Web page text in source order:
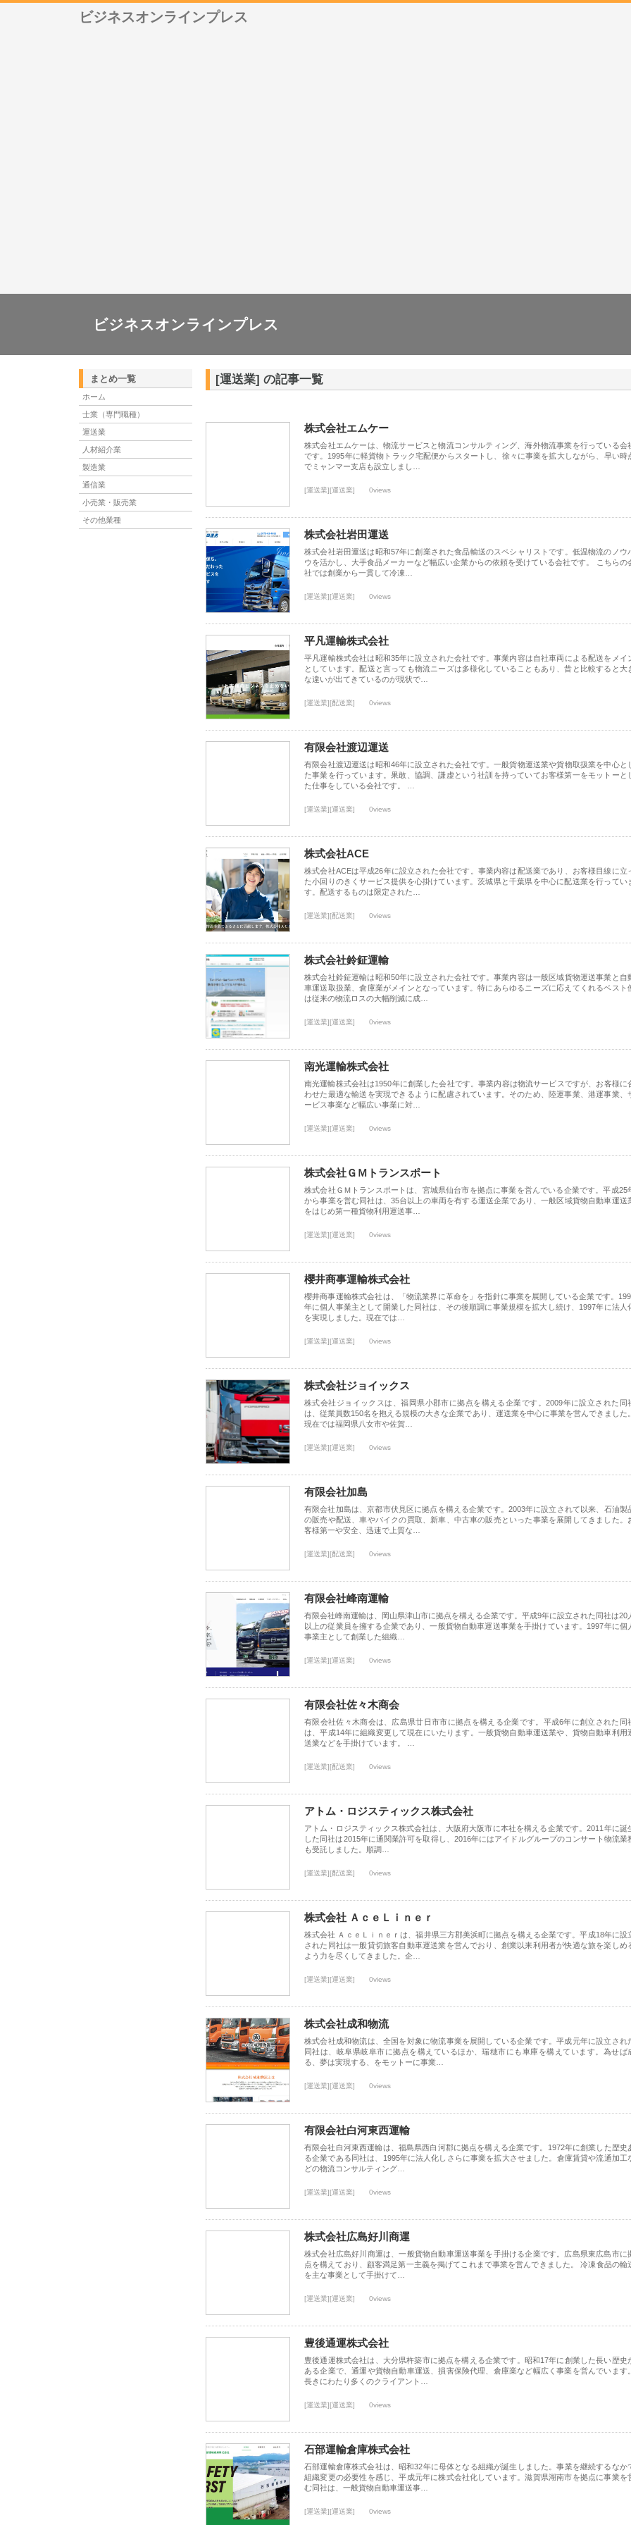
ビジネスオンラインプレス
ビジネスオンラインプレス
まとめ一覧
ホーム
士業（専門職種）
運送業
人材紹介業
製造業
通信業
小売業・販売業
その他業種
[運送業] の記事一覧
株式会社エムケー
株式会社エムケーは、物流サービスと物流コンサルティング、海外物流事業を行っている会
です。1995年に軽貨物トラック宅配便からスタートし、徐々に事業を拡大しながら、早い時
でミャンマー支店も設立しまし…
[運送業][運送業] 0views
株式会社岩田運送
株式会社岩田運送は昭和57年に創業された食品輸送のスペシャリストです。低温物流のノウ
ウを活かし、大手食品メーカーなど幅広い企業からの依頼を受けている会社です。 こちらの
社では創業から一貫して冷凍…
[運送業][運送業] 0views
平凡運輸株式会社
平凡運輸株式会社は昭和35年に設立された会社です。事業内容は自社車両による配送をメイ
としています。配送と言っても物流ニーズは多様化していることもあり、昔と比較すると大
な違いが出てきているのが現状で…
[運送業][配送業] 0views
有限会社渡辺運送
有限会社渡辺運送は昭和46年に設立された会社です。一般貨物運送業や貨物取扱業を中心と
た事業を行っています。果敢、協調、謙虚という社訓を持っていてお客様第一をモットーと
た仕事をしている会社です。 …
[運送業][運送業] 0views
株式会社ACE
株式会社ACEは平成26年に設立された会社です。事業内容は配送業であり、お客様目線に立
た小回りのきくサービス提供を心掛けています。茨城県と千葉県を中心に配送業を行ってい
す。配送するものは限定された…
[運送業][配送業] 0views
株式会社鈴鉦運輸
株式会社鈴鉦運輸は昭和50年に設立された会社です。事業内容は一般区域貨物運送事業と自
車運送取扱業、倉庫業がメインとなっています。特にあらゆるニーズに応えてくれるベスト
は従来の物流ロスの大幅削減に成…
[運送業][運送業] 0views
南光運輸株式会社
南光運輸株式会社は1950年に創業した会社です。事業内容は物流サービスですが、お客様に
わせた最適な輸送を実現できるように配慮されています。そのため、陸運事業、港運事業、
ービス事業など幅広い事業に対…
[運送業][運送業] 0views
株式会社ＧＭトランスポート
株式会社ＧＭトランスポートは、宮城県仙台市を拠点に事業を営んでいる企業です。平成25
から事業を営む同社は、35台以上の車両を有する運送企業であり、一般区域貨物自動車運送
をはじめ第一種貨物利用運送事…
[運送業][運送業] 0views
櫻井商事運輸株式会社
櫻井商事運輸株式会社は、「物流業界に革命を」を指針に事業を展開している企業です。
年に個人事業主として開業した同社は、その後順調に事業規模を拡大し続け、1997年に法人
を実現しました。現在では…
[運送業][運送業] 0views
株式会社ジョイックス
株式会社ジョイックスは、福岡県小郡市に拠点を構える企業です。2009年に設立された同
は、従業員数150名を抱える規模の大きな企業であり、運送業を中心に事業を営んできました。
現在では福岡県八女市や佐賀…
[運送業][運送業] 0views
有限会社加島
有限会社加島は、京都市伏見区に拠点を構える企業です。2003年に設立されて以来、石油製
の販売や配送、車やバイクの買取、新車、中古車の販売といった事業を展開してきました。
客様第一や安全、迅速で上質な…
[運送業][配送業] 0views
有限会社峰南運輸
有限会社峰南運輸は、岡山県津山市に拠点を構える企業です。平成9年に設立された同社は20
以上の従業員を擁する企業であり、一般貨物自動車運送事業を手掛けています。1997年に個
事業主として創業した組織…
[運送業][運送業] 0views
有限会社佐々木商会
有限会社佐々木商会は、広島県廿日市市に拠点を構える企業です。平成6年に創立された同
は、平成14年に組織変更して現在にいたります。一般貨物自動車運送業や、貨物自動車利用
送業などを手掛けています。 …
[運送業][配送業] 0views
アトム・ロジスティックス株式会社
アトム・ロジスティックス株式会社は、大阪府大阪市に本社を構える企業です。2011年に誕
した同社は2015年に通関業許可を取得し、2016年にはアイドルグループのコンサート物流業
も受託しました。順調…
[運送業][配送業] 0views
株式会社 ＡｃｅＬｉｎｅｒ
株式会社 ＡｃｅＬｉｎｅｒは、福井県三方郡美浜町に拠点を構える企業です。平成18年に設
された同社は一般貸切旅客自動車運送業を営んでおり、創業以来利用者が快適な旅を楽しめ
よう力を尽くしてきました。企…
[運送業][運送業] 0views
株式会社成和物流
株式会社成和物流は、全国を対象に物流事業を展開している企業です。平成元年に設立され
同社は、岐阜県岐阜市に拠点を構えているほか、瑞穂市にも車庫を構えています。為せば
る、夢は実現する、をモットーに事業…
[運送業][運送業] 0views
有限会社白河東西運輸
有限会社白河東西運輸は、福島県西白河郡に拠点を構える企業です。1972年に創業した歴史
る企業である同社は、1995年に法人化しさらに事業を拡大させました。倉庫賃貸や流通加工
どの物流コンサルティング…
[運送業][運送業] 0views
株式会社広島好川商運
株式会社広島好川商運は、一般貨物自動車運送事業を手掛ける企業です。広島県東広島市に
点を構えており、顧客満足第一主義を掲げてこれまで事業を営んできました。 冷凍食品の輸
を主な事業として手掛けて…
[運送業][運送業] 0views
豊後通運株式会社
豊後通運株式会社は、大分県杵築市に拠点を構える企業です。昭和17年に創業した長い歴史
ある企業で、通運や貨物自動車運送、損害保険代理、倉庫業など幅広く事業を営んでいます。
長きにわたり多くのクライアント…
[運送業][運送業] 0views
石部運輸倉庫株式会社
石部運輸倉庫株式会社は、昭和32年に母体となる組織が誕生しました。事業を継続するなか
組織変更の必要性を感じ、平成元年に株式会社化しています。滋賀県湖南市を拠点に事業を
む同社は、一般貨物自動車運送事…
[運送業][運送業] 0views